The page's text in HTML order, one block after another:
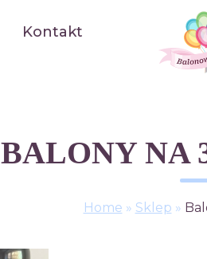
Kontakt
BALONY NA
Home » Sklep »